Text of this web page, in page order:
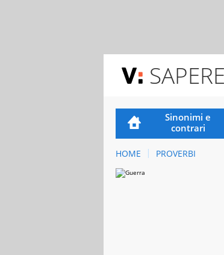
SAPERE
Sinonimi e
contrari
HOME PROVERBI